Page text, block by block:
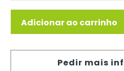
Adicionar ao carrinho
Pedir mais